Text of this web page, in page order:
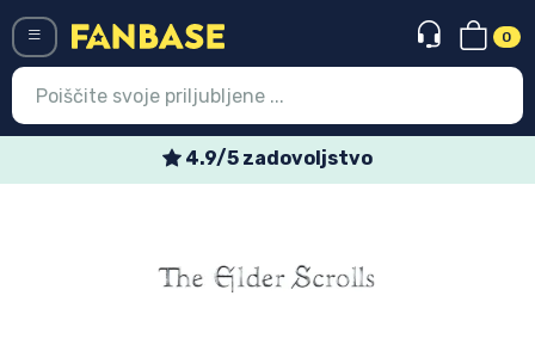
0
4.9/5 zadovoljstvo
Najnovejsi izdelki